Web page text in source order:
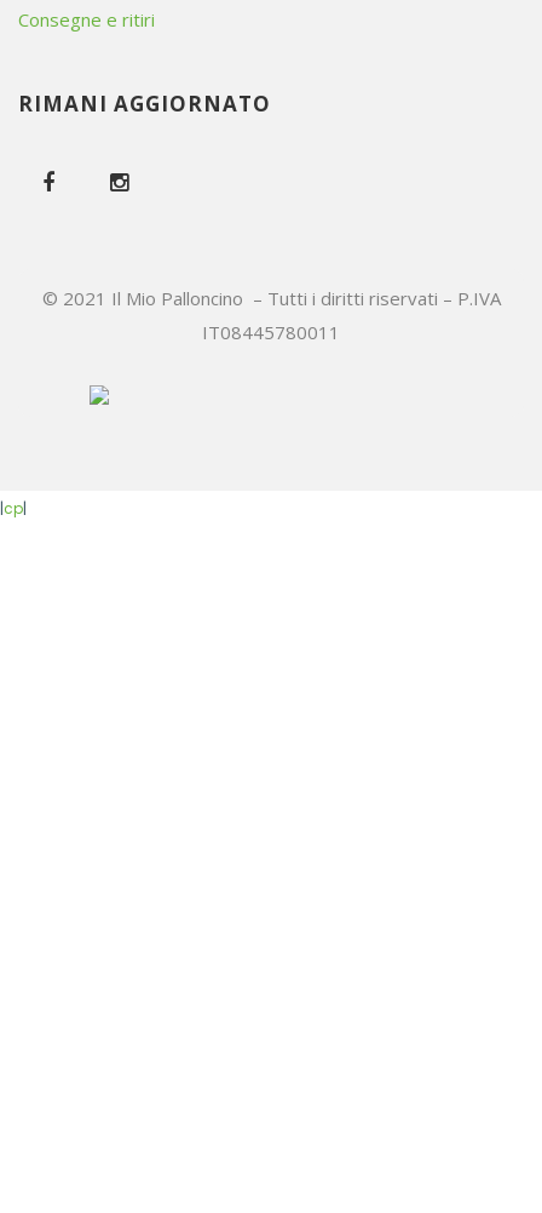
Consegne e ritiri
RIMANI AGGIORNATO
© 2021 Il Mio Palloncino – Tutti i diritti riservati – P.IVA
IT08445780011
cp